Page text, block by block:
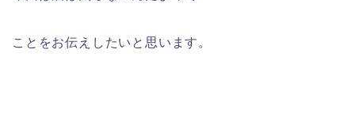
ことをお伝えしたいと思います。